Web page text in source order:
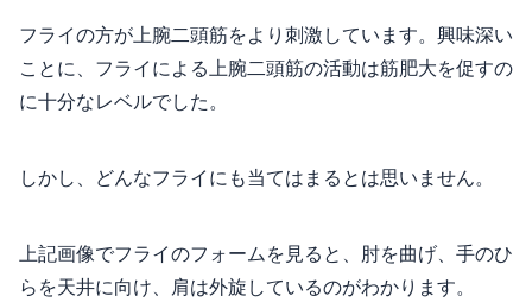
フライの方が上腕二頭筋をより刺激しています。興味深い
ことに、フライによる上腕二頭筋の活動は筋肥大を促すの
に十分なレベルでした。
しかし、どんなフライにも当てはまるとは思いません。
上記画像でフライのフォームを見ると、肘を曲げ、手のひ
らを天井に向け、肩は外旋しているのがわかります。